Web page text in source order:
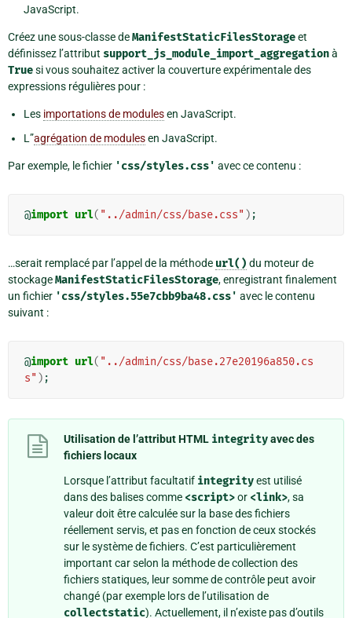
JavaScript.
Créez une sous-classe deManifestStaticFilesStorageet
définissez l’attribut support_js_module_import_aggregationà
Truesi vous souhaitez activer la couverture expérimentale des
expressions régulières pour :
Les importations de modulesen JavaScript.
L”agrégation de modulesen JavaScript.
Par exemple, le fichier 'css/styles.css' avec ce contenu :
@import url( "../admin/css/base.css" ) ;
…serait remplacé par l’appel de la méthode url() du moteur de
stockageManifestStaticFilesStorage, enregistrant finalement
un fichier 'css/styles.55e7cbb9ba48.css' avec le contenu
suivant :
@import url( "../admin/css/base.27e20196a850.cs
s" ) ;
Utilisation de l’attribut HTML integrityavec des
fichiers locaux
Lorsque l’attribut facultatif integrityest utilisé
dans des balises comme <script>or <link>, sa
valeur doit être calculée sur la base des fichiers
réellement servis, et pas en fonction de ceux stockés
sur le système de fichiers. C’est particulièrement
important car selon la méthode de collection des
fichiers statiques, leur somme de contrôle peut avoir
changé (par exemple lors de l’utilisation de
collectstatic). Actuellement, il n’existe pas d’outils